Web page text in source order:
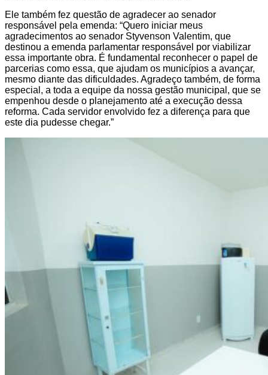
Ele também fez questão de agradecer ao senador
responsável pela emenda: “Quero iniciar meus
agradecimentos ao senador Styvenson Valentim, que
destinou a emenda parlamentar responsável por viabilizar
essa importante obra. É fundamental reconhecer o papel de
parcerias como essa, que ajudam os municípios a avançar,
mesmo diante das dificuldades. Agradeço também, de forma
especial, a toda a equipe da nossa gestão municipal, que se
empenhou desde o planejamento até a execução dessa
reforma. Cada servidor envolvido fez a diferença para que
este dia pudesse chegar.”